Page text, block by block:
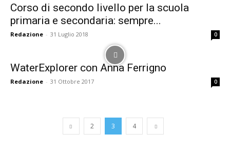
formazione
sulle
Corso di secondo livello per la scuola
primaria e secondaria: sempre...
Redazione - 31 Luglio 2018 0
WaterExplorer con Anna Ferrigno
Redazione - 31 Ottobre 2017 0
2 3 4